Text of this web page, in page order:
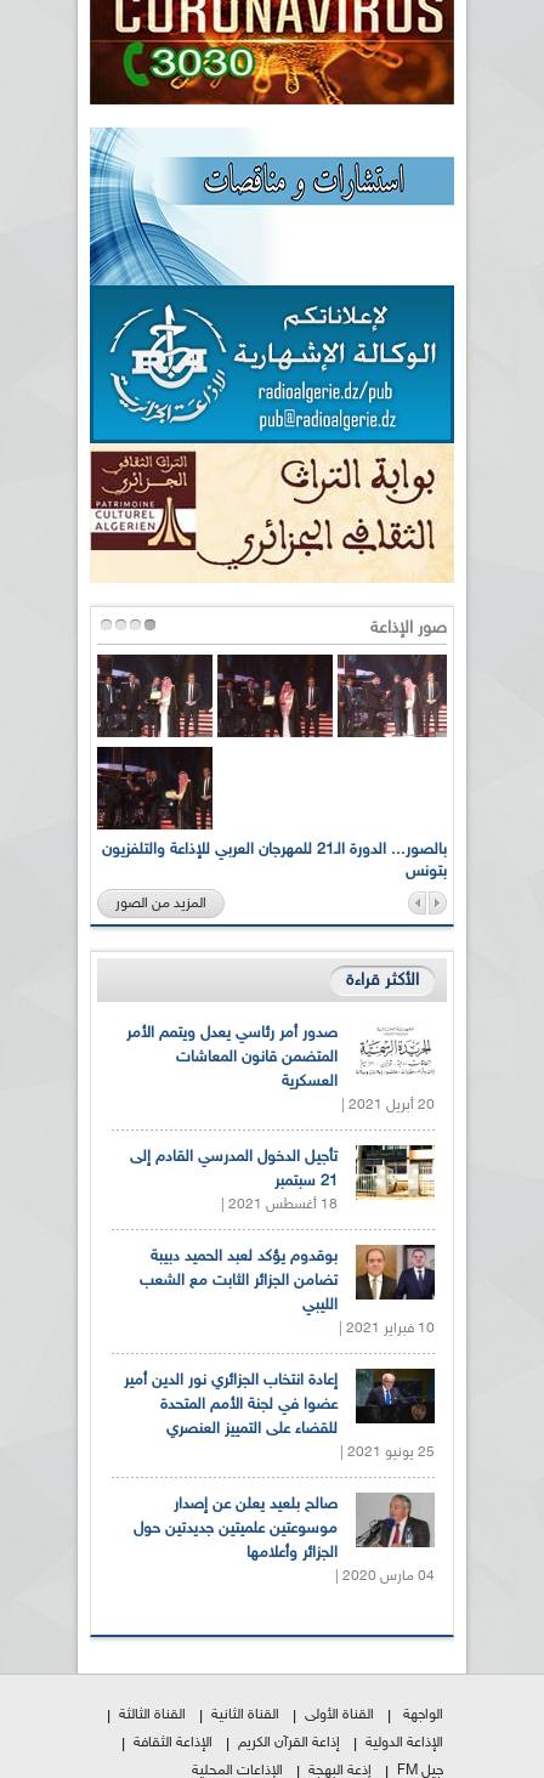
صور الإذاعة
بالصور... الدورة الـ21 للمهرجان العربي للإذاعة والتلفزيون
بتونس
المزيد من الصور
الأكثر قراءة
صدور أمر رئاسي يعدل ويتمم الأمر
المتضمن قانون المعاشات
العسكرية
20 أبريل 2021 |
تأجيل الدخول المدرسي القادم إلى
21 سبتمبر
18 أغسطس 2021 |
بوقدوم يؤكد لعبد الحميد دبيبة
تضامن الجزائر الثابت مع الشعب
الليبي
10 فبراير 2021 |
إعادة انتخاب الجزائري نور الدين أمير
عضوا في لجنة الأمم المتحدة
للقضاء على التمييز العنصري
25 يونيو 2021 |
صالح بلعيد يعلن عن إصدار
موسوعتين علميتين جديدتين حول
الجزائر وأعلامها
04 مارس 2020 |
الواجهة القناة الأولى القناة الثانية
القناة الثالثة
الإذاعة الدولية
إذاعة القرآن الكريم
الإذاعة الثقافة
جيل FM
إذعة البهجة الإذاعات المحلية